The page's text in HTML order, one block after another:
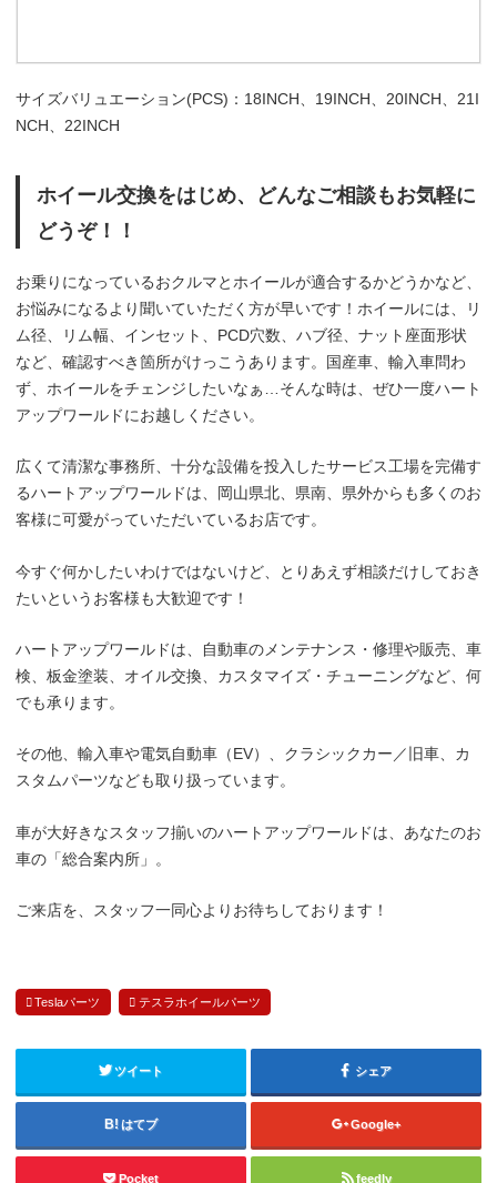
サイズバリュエーション(PCS)：18INCH、19INCH、20INCH、21I
NCH、22INCH
ホイール交換をはじめ、どんなご相談もお気軽に
どうぞ！！
お乗りになっているおクルマとホイールが適合するかどうかなど、
お悩みになるより聞いていただく方が早いです！ホイールには、リ
ム径、リム幅、インセット、PCD穴数、ハブ径、ナット座面形状
など、確認すべき箇所がけっこうあります。国産車、輸入車問わ
ず、ホイールをチェンジしたいなぁ…そんな時は、ぜひ一度ハート
アップワールドにお越しください。
広くて清潔な事務所、十分な設備を投入したサービス工場を完備す
るハートアップワールドは、岡山県北、県南、県外からも多くのお
客様に可愛がっていただいているお店です。
今すぐ何かしたいわけではないけど、とりあえず相談だけしておき
たいというお客様も大歓迎です！
ハートアップワールドは、自動車のメンテナンス・修理や販売、車
検、板金塗装、オイル交換、カスタマイズ・チューニングなど、何
でも承ります。
その他、輸入車や電気自動車（EV）、クラシックカー／旧車、カ
スタムパーツなども取り扱っています。
車が大好きなスタッフ揃いのハートアップワールドは、あなたのお
車の「総合案内所」。
ご来店を、スタッフ一同心よりお待ちしております！
Teslaパーツ テスラホイールパーツ
ツイート シェア
はてブ Google+
Pocket feedly